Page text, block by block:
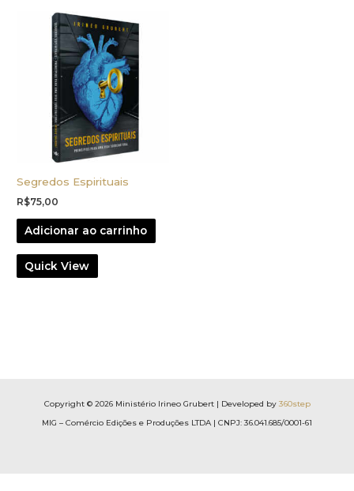
Segredos Espirituais
R$75,00
Adicionar ao carrinho
Quick View
Copyright © 2026 Ministério Irineo Grubert | Developed by 360step
MIG – Comércio Edições e Produções LTDA | CNPJ: 36.041.685/0001-61